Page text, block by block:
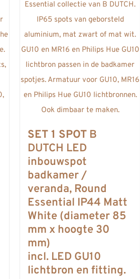
SET 1 SPOT B
DUTCH LED
inbouwspot
badkamer /
veranda, Round
Essential IP44 Matt
White (diameter 85
mm x hoogte 30
mm)
incl. LED GU10
lichtbron en fitting.